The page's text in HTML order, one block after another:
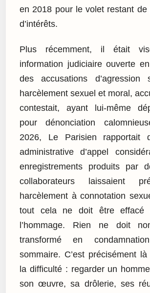
en 2018 pour le volet restant de
d’intérêts.
Plus récemment, il était
information judiciaire ouverte
des accusations d’agression
harcèlement sexuel et moral,
contestait, ayant lui-même
pour dénonciation
2026, Le Parisien rapportait
administrative d’appel
enregistrements produits par
collaborateurs laissaient
harcèlement à connotation
tout cela ne doit être effacé
l’hommage. Rien ne doit
transformé en
sommaire. C’est précisément
la difficulté : regarder un
son œuvre, sa drôlerie, ses